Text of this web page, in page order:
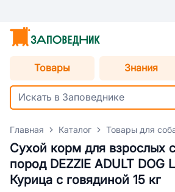
Товары Знания
Главная Каталог Товары для
Сухой корм для взрослых
пород DEZZIE ADULT DOG
Курица с говядиной 15 кг